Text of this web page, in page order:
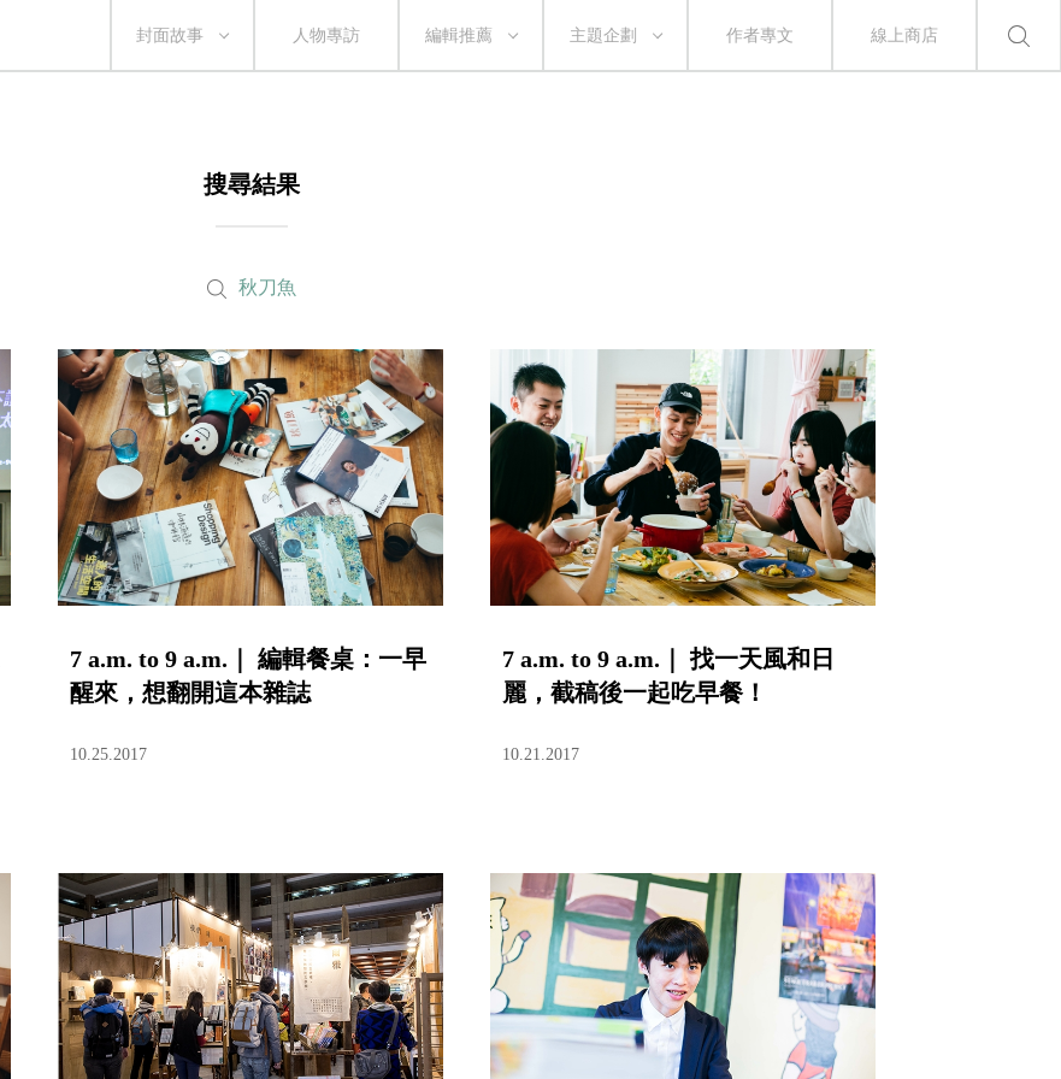
封面故事 人物專訪 編輯推薦 主題企劃 作者專文 線上商店
搜尋結果
秋刀魚
7 a.m. to 9 a.m.｜ 編輯餐桌：一早
醒來，想翻開這本雜誌
10.25.2017
7 a.m. to 9 a.m.｜ 找一天風和日
麗，截稿後一起吃早餐！
10.21.2017